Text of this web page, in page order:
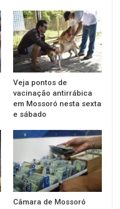
Veja pontos de
vacinação antirrábica
em Mossoró nesta sexta
e sábado
Câmara de Mossoró